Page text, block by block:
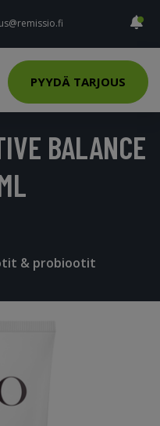
PYYDÄ TARJOUS
BALANCE
& probiootit